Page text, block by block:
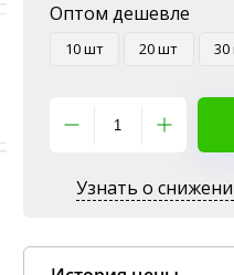
Оптом дешевле
10 шт 20 шт
Узнать о